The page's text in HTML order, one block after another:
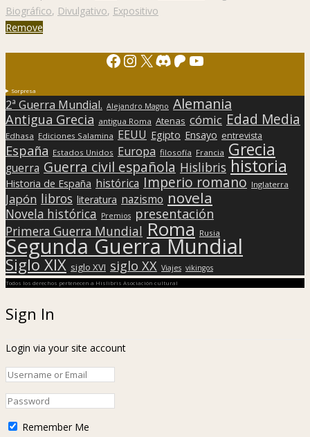
Biográfico, Divulgativo, Expositivo
Remove
Facebook
Instagram
X Discord
Patreon
YouTube
Sorpresa
2ª Guerra Mundial. Alejandro Magno Alemania
Antigua Grecia antigua Roma Atenas cómic Edad Media
Edhasa Ediciones Salamina EEUU Egipto Ensayo entrevista
España Estados Unidos Europa filosofía Francia Grecia
guerra Guerra civil española Hislibris historia
Historia de España histórica Imperio romano Inglaterra
Japón libros literatura nazismo novela
Novela histórica Premios presentación
Primera Guerra Mundial Roma Rusia
Segunda Guerra Mundial
Siglo XIX siglo XVI siglo XX Viajes vikingos
Todos los derechos pertenecen a Hislibris Asociación cultural
Sign In
Login via your site account
Remember Me